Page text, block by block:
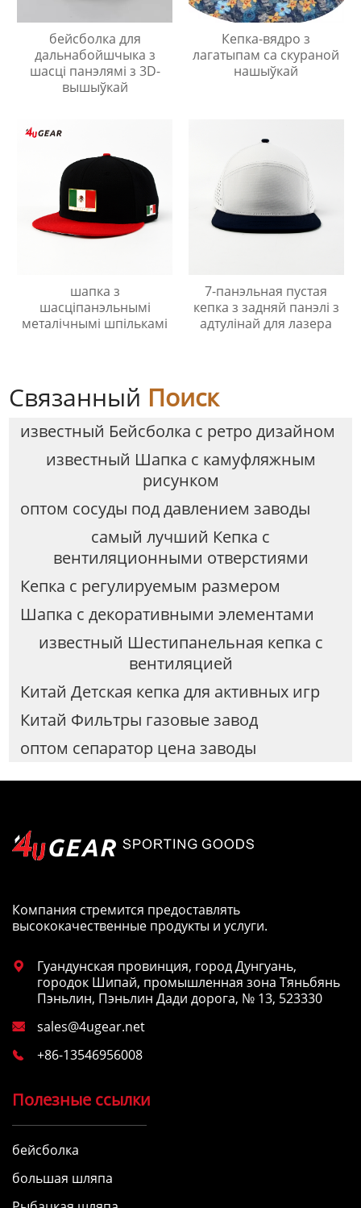
бейсболка для
дальнабойшчыка з
шасці панэлямі з 3D-
вышыўкай
Кепка-вядро з
лагатыпам са скураной
нашыўкай
шапка з
шасціпанэльнымі
металічнымі шпількамі
7-панэльная пустая
кепка з задняй панэлі з
адтулінай для лазера
Связанный Поиск
известный Бейсболка с ретро дизайном
известный Шапка с камуфляжным
рисунком
оптом сосуды под давлением заводы
самый лучший Кепка с
вентиляционными отверстиями
Кепка с регулируемым размером
Шапка с декоративными элементами
известный Шестипанельная кепка с
вентиляцией
Китай Детская кепка для активных игр
Китай Фильтры газовые завод
оптом сепаратор цена заводы
Компания стремится предоставлять
высококачественные продукты и услуги.

Гуандунская провинция, город Дунгуань,
городок Шипай, промышленная зона Тяньбянь
Пэньлин, Пэньлин Дади дорога, № 13, 523330
 sales@4ugear.net
 +86-13546956008
Полезные ссылки
бейсболка
большая шляпа